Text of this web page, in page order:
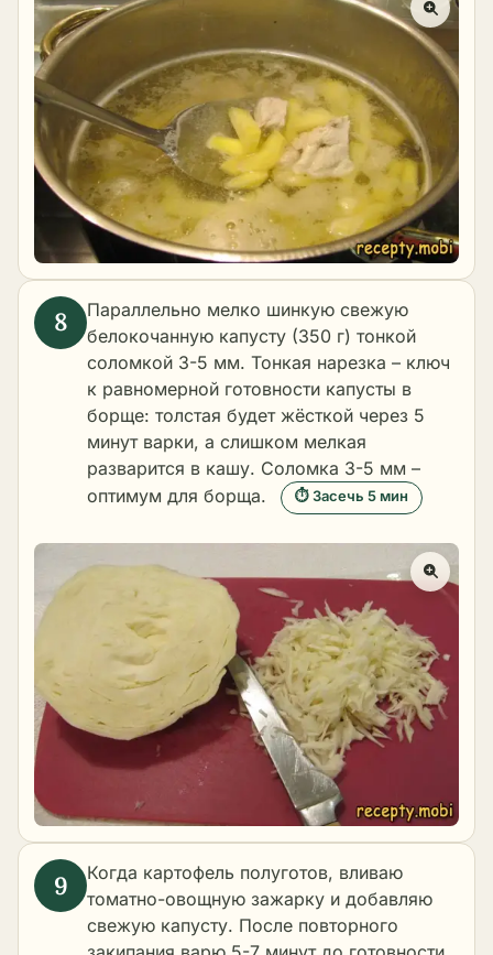
Параллельно мелко шинкую свежую
белокочанную капусту (350 г) тонкой
соломкой 3-5 мм. Тонкая нарезка – ключ
к равномерной готовности капусты в
борще: толстая будет жёсткой через 5
минут варки, а слишком мелкая
разварится в кашу. Соломка 3-5 мм –
оптимум для борща.
⏱ Засечь 5 мин
Когда картофель полуготов, вливаю
томатно-овощную зажарку и добавляю
свежую капусту. После повторного